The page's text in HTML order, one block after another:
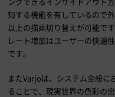
知する機能を有しているので
以上の描画切り替えが可能で
レート増加はユーザーの快適
です。
またVarjoは、システム全般に
ることで、現実世界の色彩の